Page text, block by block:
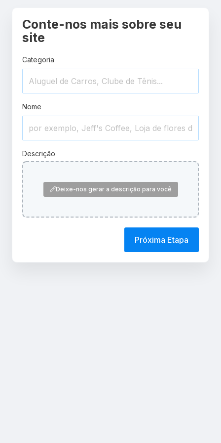
Conte-nos mais sobre seu
site
Categoria
Nome
Descrição
Deixe-nos gerar a descrição para você
Próxima Etapa